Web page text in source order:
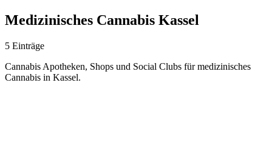
Medizinisches Cannabis Kassel
5 Einträge
Cannabis Apotheken, Shops und Social Clubs für medizinisches
Cannabis in Kassel.